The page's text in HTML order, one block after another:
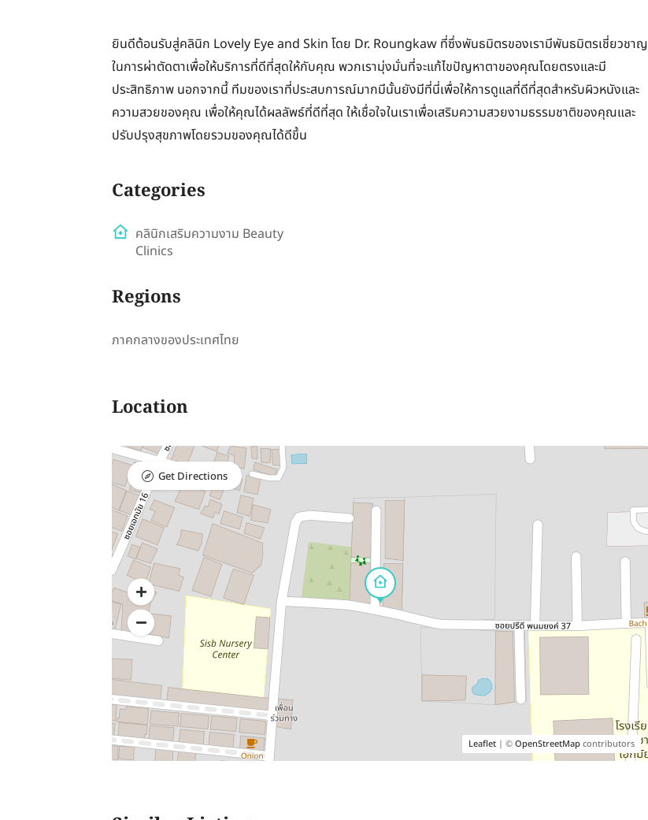
ยินดีต้อนรับสู่คลินิก Lovely Eye and Skin โดย Dr. Roungkaw ที่ซึ่งพันธมิตรของเรามีพันธมิตรเชี่ยวชาญ
ในการผ่าตัดตาเพื่อให้บริการที่ดีที่สุดให้กับคุณ พวกเรามุ่งมั่นที่จะแก้ไขปัญหาตาของคุณโดยตรงและมี
ประสิทธิภาพ นอกจากนี้ ทีมของเราที่ประสบการณ์มากมีนั้นยังมีที่นี่เพื่อให้การดูแลที่ดีที่สุดสำหรับผิวหนังและ
ความสวยของคุณ เพื่อให้คุณได้ผลลัพธ์ที่ดีที่สุด ให้เชื่อใจในเราเพื่อเสริมความสวยงามธรรมชาติของคุณและ
ปรับปรุงสุขภาพโดยรวมของคุณได้ดีขึ้น
Categories
คลินิกเสริมความงาม Beauty
Clinics
Regions
ภาคกลางของประเทศไทย
Location
Leaflet| ©OpenStreetMapcontributors
Get Directions